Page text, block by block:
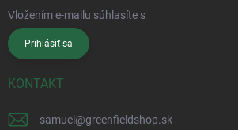
Vložením e-mailu súhlasíte s
Prihlásiť sa
KONTAKT
samuel @greenfieldshop.sk